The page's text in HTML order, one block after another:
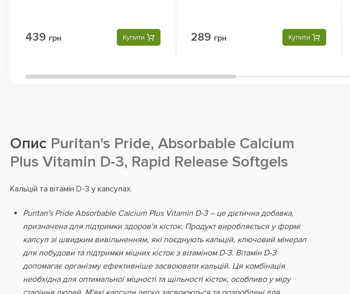
439 грн Купити 289 грн Купити
Опис Puritan's Pride, Absorbable Calcium
Plus Vitamin D-3, Rapid Release Softgels
Кальцій та вітамін D-3 у капсулах.
Puritan's Pride Absorbable Calcium Plus Vitamin D-3 – це дієтична добавка,
призначена для підтримки здоров'я кісток. Продукт виробляється у формі
капсул зі швидким вивільненням, які поєднують кальцій, ключовий мінерал
для побудови та підтримки міцних кісток з вітаміном D-3. Вітамін D-3
допомагає організму ефективніше засвоювати кальцій. Ця комбінація
необхідна для оптимальної міцності та щільності кісток, особливо у міру